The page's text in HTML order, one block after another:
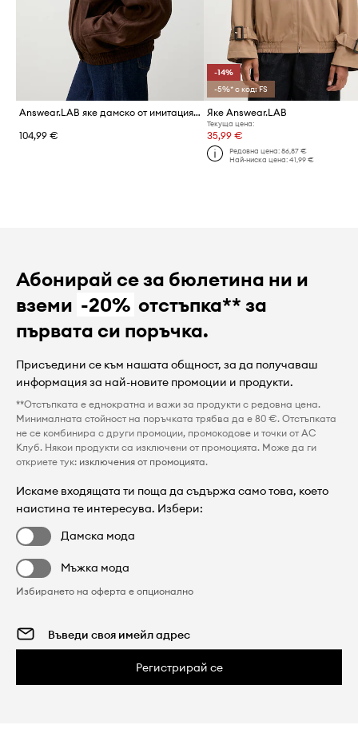
Answear.LAB яке дамско от имитация на велур
104,99 €
-14%
-5%* с код: FS
Яке Answear.LAB
Текуща цена:
35,99 €
Редовна цена: 86,87 €
Най-ниска цена: 41,99 €
Абонирай се за бюлетина ни и
вземи -20% отстъпка** за
първата си поръчка.
Присъедини се към нашата общност, за да получаваш
информация за най-новите промоции и продукти.
**Отстъпката е еднократна и важи за продукти с редовна цена.
Минималната стойност на поръчката трябва да е 80 €. Отстъпката
не се комбинира с други промоции, промокодове и точки от AC
Клуб. Някои продукти са изключени от промоцията. Може да ги
откриете тук: изключения от промоцията.
Искаме входящата ти поща да съдържа само това, което
наистина те интересува. Избери:
Дамска мода
Мъжка мода
Избирането на оферта е опционално
Регистрирай се